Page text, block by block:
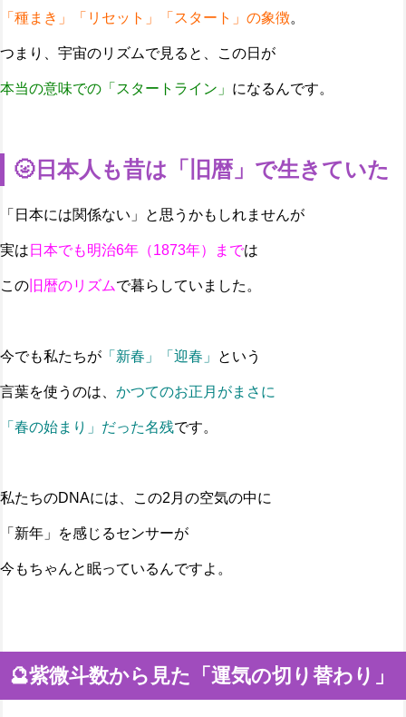
「種まき」「リセット」「スタート」の象徴。
つまり、宇宙のリズムで見ると、この日が
本当の意味での「スタートライン」 になるんです。
🌝日本人も昔は「旧暦」で生きていた
「日本には関係ない」と思うかもしれませんが
実は 日本でも明治6年（1873年）までは
この 旧暦のリズムで暮らしていました。
今でも私たちが 「新春」「迎春」 という
言葉を使うのは、 かつてのお正月がまさに
「春の始まり」だった名残です。
私たちのDNAには、この2月の空気の中に
「新年」を感じるセンサーが
今もちゃんと眠っているんですよ。
🔮紫微斗数から見た「運気の切り替わり」